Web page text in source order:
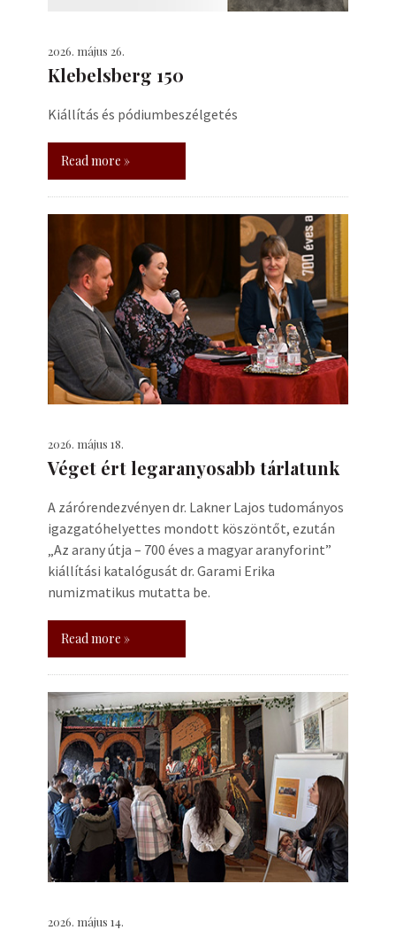
2026. május 26.
Klebelsberg 150
Kiállítás és pódiumbeszélgetés
Read more »
2026. május 18.
Véget ért legaranyosabb tárlatunk
A zárórendezvényen dr. Lakner Lajos tudományos
igazgatóhelyettes mondott köszöntőt, ezután
„Az arany útja – 700 éves a magyar aranyforint”
kiállítási katalógusát dr. Garami Erika
numizmatikus mutatta be.
Read more »
2026. május 14.